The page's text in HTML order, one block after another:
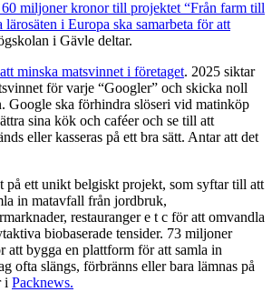
miljoner kronor till projektet “Från farm till
i Europa ska samarbeta för att
i Gävle deltar.
minska matsvinnet i företaget. 2025 siktar
för varje “Googler” och skicka noll
Google ska förhindra slöseri vid matinköp
sina kök och caféer och se till att
eller kasseras på ett bra sätt. Antar att det
på ett unikt belgiskt projekt, som syftar till att
in matavfall från jordbruk,
restauranger e t c för att omvandla
biobaserade tensider. 73 miljoner
att bygga en plattform för att samla in
ofta slängs, förbränns eller bara lämnas på
i Packnews.